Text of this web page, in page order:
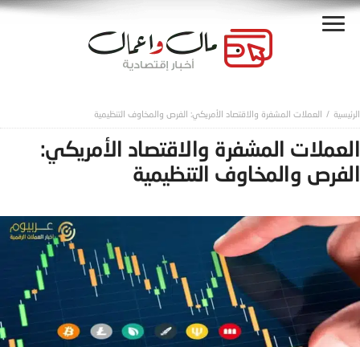
العملات المشفرة والاقتصاد الأمريكي: الفرص والمخاوف التنظيمية
العملات المشفرة والاقتصاد الأمريكي:
الفرص والمخاوف التنظيمية